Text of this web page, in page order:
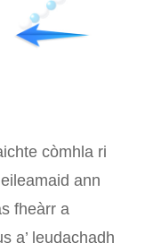
còmhla ri
ann
fheàrr a
a’ leudachadh